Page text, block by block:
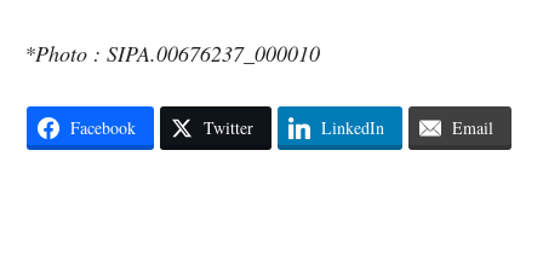
*Photo : SIPA.00676237_000010
Facebook Twitter LinkedIn Email